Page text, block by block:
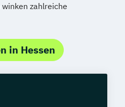
zahlreiche
in Hessen